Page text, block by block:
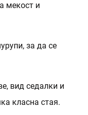
мекост и
за да се
вид седалки и
класна стая.